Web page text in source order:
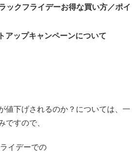
ックフライデーお得な買い方／ポイ
アップキャンペーンについて
値下げされるのか？については、一
ですので、
イデーでの